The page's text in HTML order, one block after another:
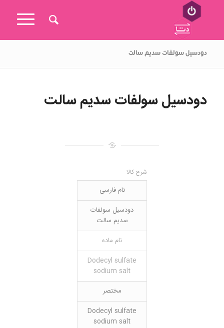
دودسیل سولفات سدیم سالت
دودسیل سولفات سدیم سالت
شرح کالا
نام فارسی
دودسیل سولفات
سدیم سالت
نام ماده
Dodecyl sulfate
sodium salt
مختصر
Dodecyl sulfate
sodium salt